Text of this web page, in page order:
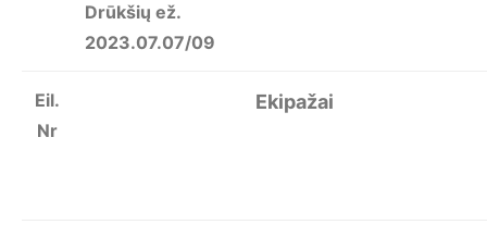
Drūkšių ež.
2023.07.07/09
Eil.
Nr
Ekipažai